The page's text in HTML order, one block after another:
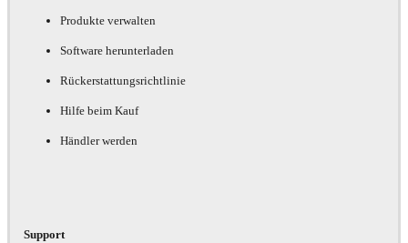
Produkte verwalten
Software herunterladen
Rückerstattungsrichtlinie
Hilfe beim Kauf
Händler werden
Support